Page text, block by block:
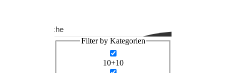
Suche
Filter by Kategorien
10+10